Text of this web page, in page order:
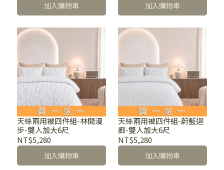
加入購物車 加入購物車
天絲兩用被四件組-林間漫
步-雙人加大6尺
NT$5,280
加入購物車
天絲兩用被四件組-蔚藍迴
廊-雙人加大6尺
NT$5,280
加入購物車